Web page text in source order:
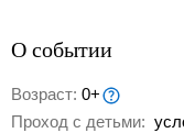
О событии
Возраст: 0+
Проход с детьми: